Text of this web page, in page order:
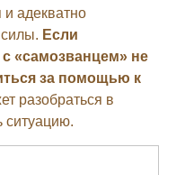
и адекватно
Если
«самозванцем» не
за помощью к
разобраться в
ситуацию.